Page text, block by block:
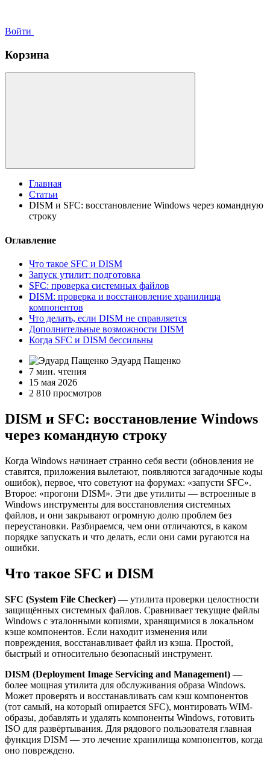
Войти
Корзина
Главная
Статьи
DISM и SFC: восстановление Windows через командную
строку
Оглавление
Что такое SFC и DISM
Запуск утилит: подготовка
SFC: проверка системных файлов
DISM: проверка и восстановление хранилища
компонентов
Что делать, если DISM не справляется
Дополнительные возможности DISM
Когда SFC и DISM бессильны
Эдуард Пащенко
7 мин. чтения
15 мая 2026
2 810 просмотров
DISM и SFC: восстановление Windows
через командную строку
Когда Windows начинает странно себя вести (обновления не
ставятся, приложения вылетают, появляются загадочные коды
ошибок), первое, что советуют на форумах: «запусти SFC».
Второе: «прогони DISM». Эти две утилиты — встроенные в
Windows инструменты для восстановления системных
файлов, и они закрывают огромную долю проблем без
переустановки. Разбираемся, чем они отличаются, в каком
порядке запускать и что делать, если они сами ругаются на
ошибки.
Что такое SFC и DISM
SFC (System File Checker) — утилита проверки целостности
защищённых системных файлов. Сравнивает текущие файлы
Windows с эталонными копиями, хранящимися в локальном
кэше компонентов. Если находит изменения или
повреждения, восстанавливает файл из кэша. Простой,
быстрый и относительно безопасный инструмент.
DISM (Deployment Image Servicing and Management) —
более мощная утилита для обслуживания образа Windows.
Может проверять и восстанавливать сам кэш компонентов
(тот самый, на который опирается SFC), монтировать WIM-
образы, добавлять и удалять компоненты Windows, готовить
ISO для развёртывания. Для рядового пользователя главная
функция DISM — это лечение хранилища компонентов, когда
оно повреждено.